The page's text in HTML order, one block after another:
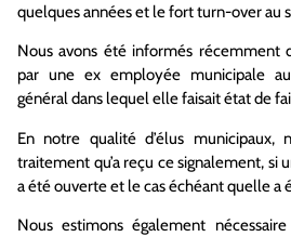
quelques années et le fort turn-over au
Nous avons été informés récemment
par une ex employée municipale
général dans lequel elle faisait état de
En notre qualité d’élus municipaux,
traitement qu’a reçu cesignalement, si
a été ouverte et le cas échéant quelle a
Nous estimons également